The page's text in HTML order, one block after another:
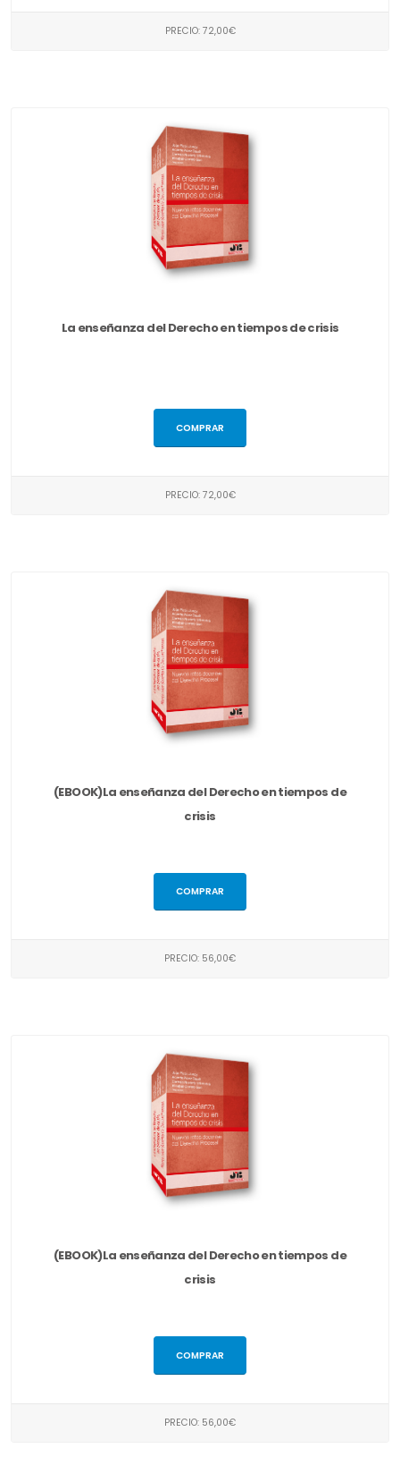
PRECIO: 72,00€
La enseñanza del Derecho en tiempos de crisis
COMPRAR
PRECIO: 72,00€
(EBOOK)La enseñanza del Derecho en tiempos de
crisis
COMPRAR
PRECIO: 56,00€
(EBOOK)La enseñanza del Derecho en tiempos de
crisis
COMPRAR
PRECIO: 56,00€